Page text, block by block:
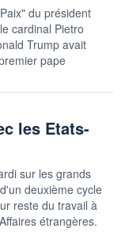
du président
cardinal Pietro
Trump avait
pape
les Etats-
sur les grands
deuxième cycle
reste du travail à
étrangères.